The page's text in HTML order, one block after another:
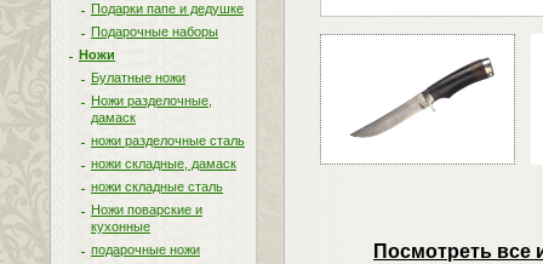
Подарки папе и дедушке
Подарочные наборы
Ножи
Булатные ножи
Ножи разделочные,
дамаск
ножи разделочные сталь
ножи складные, дамаск
ножи складные сталь
Ножи поварские и
кухонные
подарочные ножи
Посмотреть все